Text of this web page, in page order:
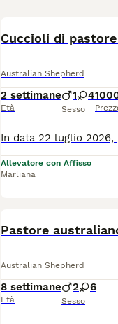
Cuccioli di
Australian Shepherd
2 settimane
Età
1 4
Sesso
Allevatore con Affisso
Marliana
Pastore
Australian Shepherd
8 settimane
Età
2 6
Sesso